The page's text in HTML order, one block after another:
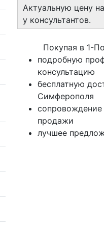
Актуальную цену
у консультантов.
Покупая в 1-
подробную
консультацию
бесплатную
Симферополя
сопровождение
продажи
лучшее